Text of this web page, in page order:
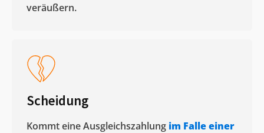
veräußern. ​
Scheidung
Kommt eine Ausgleichszahlung im Falle einer